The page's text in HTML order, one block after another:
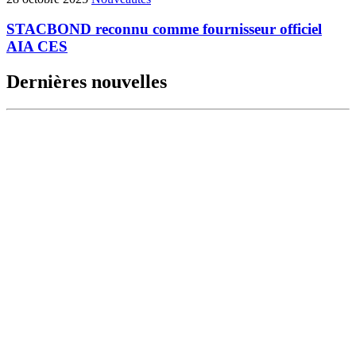
STACBOND reconnu comme fournisseur officiel
AIA CES
Dernières nouvelles